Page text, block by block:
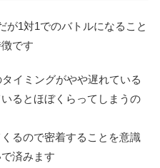
が1対1でのバトルになること
です
イミングがやや遅れている
るとほぼくらってしまうの
るので密着することを意識
済みます